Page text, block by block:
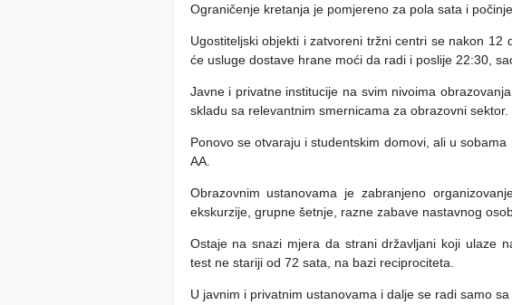
Ograničenje kretanja je pomjereno za pola sata i
Ugostiteljski objekti i zatvoreni tržni centri se nakon
će usluge dostave hrane moći da radi i poslije 22:30,
Javne i privatne institucije na svim nivoima
skladu sa relevantnim smernicama za obrazovni sektor.
Ponovo se otvaraju i studentskim domovi, ali u
AA.
Obrazovnim ustanovama je zabranjeno
ekskurzije, grupne šetnje, razne zabave nastavnog
Ostaje na snazi mjera da strani državljani koji ulaze
test ne stariji od 72 sata, na bazi reciprociteta.
U javnim i privatnim ustanovama i dalje se radi samo